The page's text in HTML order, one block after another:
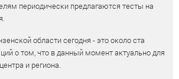
периодически предлагаются тесты на
области сегодня - это около ста
о том, что в данный момент актуально для
и региона.